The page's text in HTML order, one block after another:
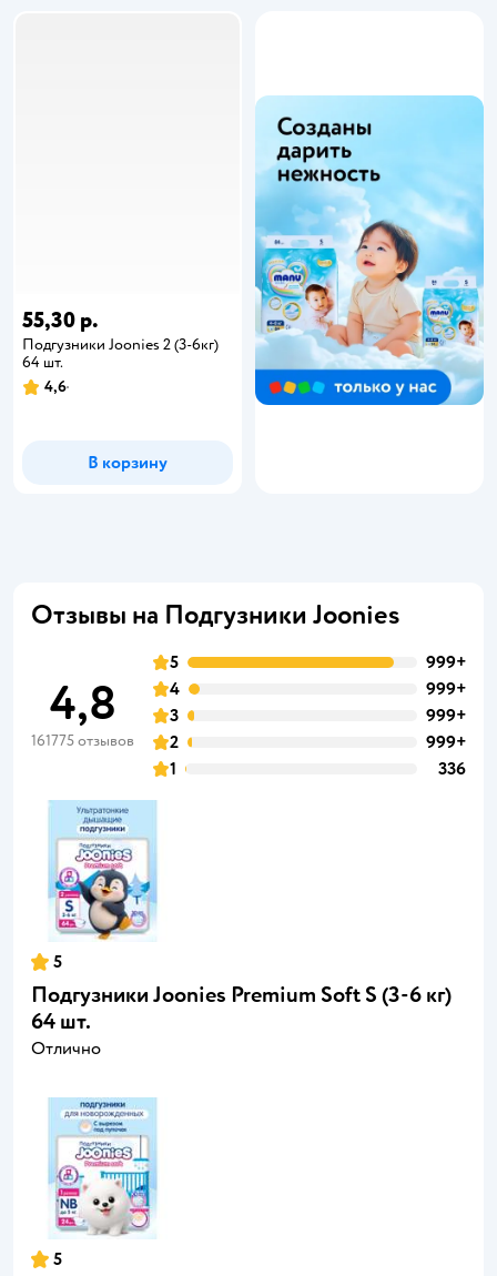
55,30 р.
Подгузники Joonies 2 (3-6кг)
64 шт.
4,6
В корзину
Отзывы на Подгузники Joonies
4,8
161775 отзывов
5
999+
4
999+
3
999+
2
999+
1
336
5
Подгузники Joonies Premium Soft S (3-6 кг)
64 шт.
Отлично
5